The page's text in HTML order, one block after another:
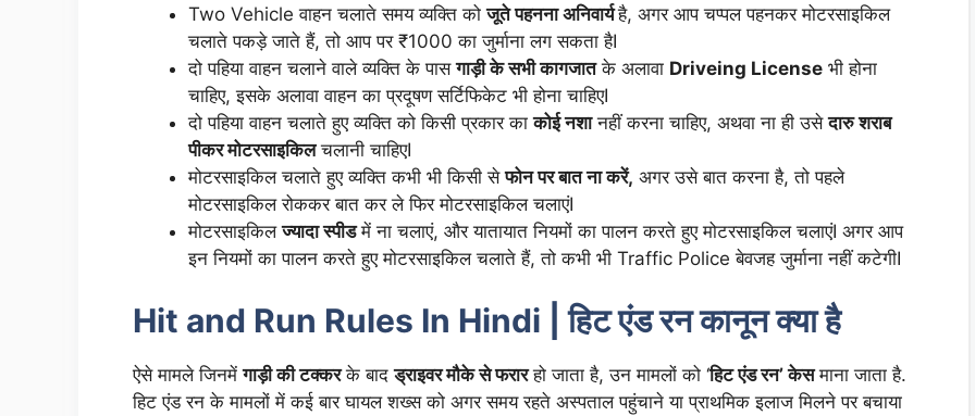
Two Vehicle वाहन चलाते समय व्यक्ति कोजूते पहनना अनिवार्यहै, अगर आप चप्पल पहनकर मोटरसाइकिल
चलाते पकड़े जाते हैं, तो आप पर ₹1000 का जुर्माना लग सकता हैI
दो पहिया वाहन चलाने वाले व्यक्ति के पासगाड़ी के सभी कागजातके अलावा Driveing License भी होना
चाहिए, इसके अलावा वाहन का प्रदूषण सर्टिफिकेट भी होना चाहिएI
दो पहिया वाहन चलाते हुए व्यक्ति को किसी प्रकार काकोई नशानहीं करना चाहिए, अथवा ना ही उसेदारु शराब
पीकर मोटरसाइकिलचलानी चाहिएI
मोटरसाइकिल चलाते हुए व्यक्ति कभी भी किसी सेफोन पर बात ना करें, अगर उसे बात करना है, तो पहले
मोटरसाइकिल रोककर बात कर ले फिर मोटरसाइकिल चलाएंI
मोटरसाइकिलज्यादा स्पीडमें ना चलाएं, और यातायात नियमों का पालन करते हुए मोटरसाइकिल चलाएंI अगर आप
इन नियमों का पालन करते हुए मोटरसाइकिल चलाते हैं, तो कभी भी Traffic Police बेवजह जुर्माना नहीं कटेगीI
Hit and Run Rules In Hindi | हिट एंड रन कानून क्या है
ऐसे मामले जिनमेंगाड़ी की टक्करके बादड्राइवर मौके से फरारहो जाता है, उन मामलों को ‘हिट एंड रन’ केसमाना जाता है.
हिट एंड रन के मामलों में कई बार घायल शख्स को अगर समय रहते अस्पताल पहुंचाने या प्राथमिक इलाज मिलने पर बचाया